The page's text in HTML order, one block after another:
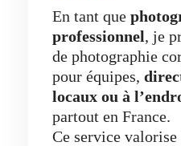
En tant que
professionnel, je
de photographie
pour équipes,
locaux ou à
partout en France.
Ce service